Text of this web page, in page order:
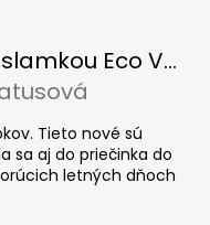
Termo fľaša so slamkou Eco Vessel SUMMIT 700 ml Floral Puff
z 5 hviezdičiek.
Tieto nové sú
sa aj do priečinka do
letných dňoch